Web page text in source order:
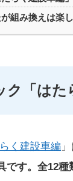
組み換えは楽
「はた
く建設車編
です。全12